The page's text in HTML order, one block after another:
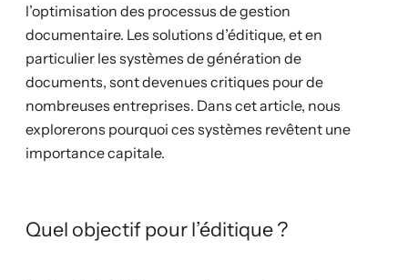
l’optimisation des processus de gestion
documentaire. Les solutions d’éditique, et en
particulier les systèmes de génération de
documents, sont devenues critiques pour de
nombreuses entreprises. Dans cet article, nous
explorerons pourquoi ces systèmes revêtent une
importance capitale.
Quel objectif pour l’éditique ?